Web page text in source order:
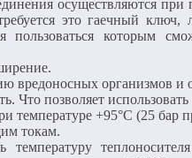
осуществляются
это гаечный
пользоваться которым
вредоносных организмов и
Что позволяет
температуре +95°C (25 бар
токам.
температуру